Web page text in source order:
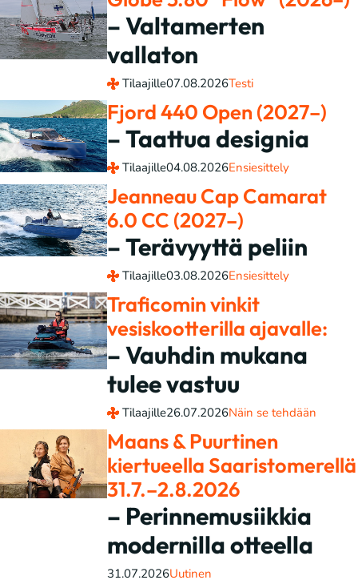
– Valtamerten
vallaton
Tilaajille07.08.2026Testi
Fjord 440 Open (2027–)
– Taattua designia
Tilaajille04.08.2026Ensiesittely
Jeanneau Cap Camarat
6.0 CC (2027–)
– Terävyyttä peliin
Tilaajille03.08.2026Ensiesittely
Traficomin vinkit
vesiskootterilla ajavalle:
– Vauhdin mukana
tulee vastuu
Tilaajille26.07.2026Näin se tehdään
Maans & Puurtinen
kiertueella Saaristomerellä
31.7.–2.8.2026
– Perinnemusiikkia
modernilla otteella
31.07.2026Uutinen